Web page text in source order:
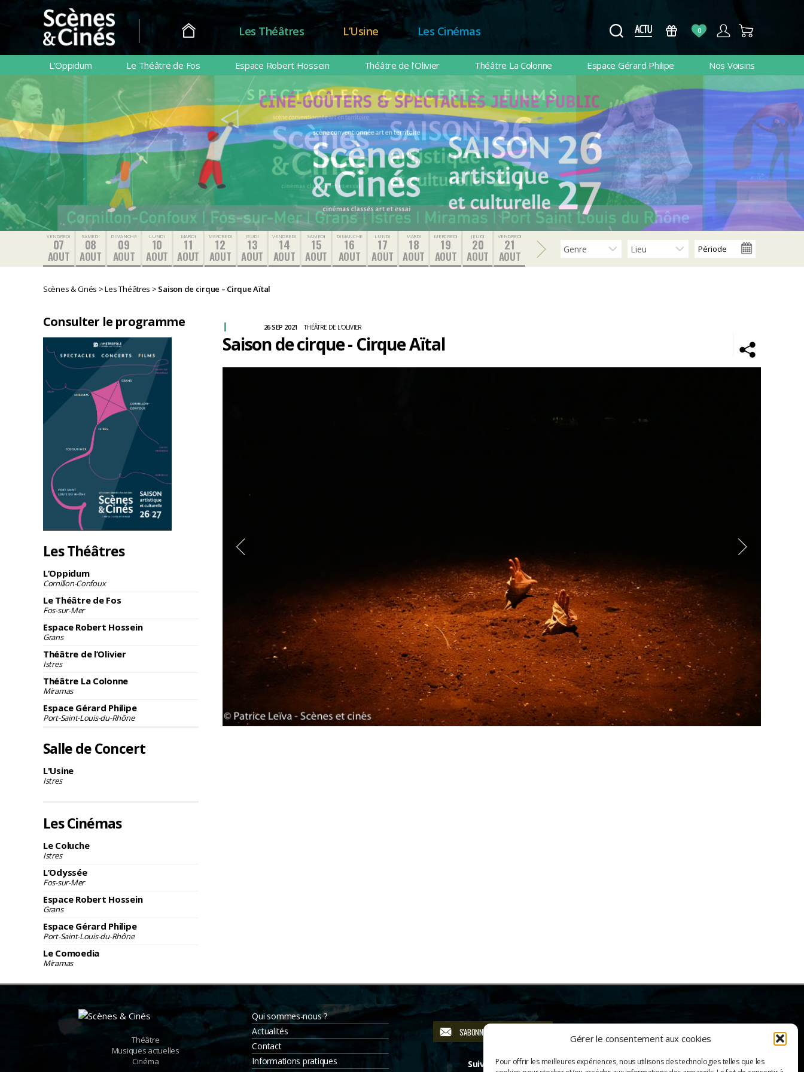
Gérer le consentement aux cookies
Pour offrir les meilleures expériences, nous utilisons des technologies telles que les
Scènes
&
Cinés
Les Théâtres L’Usine Les Cinémas 0
L’Oppidum Le Théâtre de Fos Espace Robert Hossein Théâtre de l’Olivier Théâtre La Colonne Espace Gérard Philipe Nos Voisins
VENDREDI
07
AOUT
SAMEDI
08
AOUT
DIMANCHE
09
AOUT
LUNDI
10
AOUT
MARDI
11
AOUT
MERCREDI
12
AOUT
JEUDI
13
AOUT
VENDREDI
14
AOUT
SAMEDI
15
AOUT
DIMANCHE
16
AOUT
LUNDI
17
AOUT
MARDI
18
AOUT
MERCREDI
19
AOUT
JEUDI
20
AOUT
VENDREDI
21
AOUT
Scènes & Cinés >Les Théâtres > Saison de cirque – Cirque Aïtal
Consulter le programme
Les Théâtres
L’Oppidum
Cornillon-Confoux
Le Théâtre de Fos
Fos-sur-Mer
Espace Robert Hossein
Grans
Théâtre de l’Olivier
Istres
Théâtre La Colonne
Miramas
Espace Gérard Philipe
Port-Saint-Louis-du-Rhône
Salle de Concert
L'Usine
Istres
Les Cinémas
Le Coluche
Istres
L’Odyssée
Fos-sur-Mer
Espace Robert Hossein
Grans
Espace Gérard Philipe
Port-Saint-Louis-du-Rhône
Le Comoedia
Miramas
Saison de cirque - Cirque Aïtal
26 SEP 2021 THÉÂTRE DE L'OLIVIER
Théâtre
Musiques actuelles
Cinéma
Qui sommes-nous ?
Actualités
Contact
Informations pratiques
S'ABONNER À LA NEWSLETTER
Suivez-nous